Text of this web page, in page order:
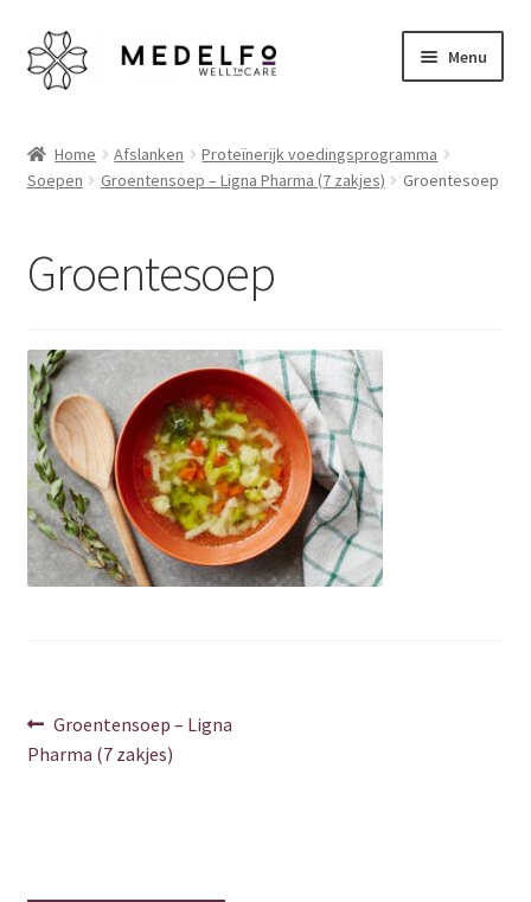
Ga
door
Ga
naar
Menu
Afrekenen
Disclaimer
Klantenservice
My account
Over ons
Verzenden & retourneren
Home Afslanken
Proteïnerijk voedingsprogramma
Soepen
Groentensoep – Ligna Pharma (7 zakjes) Groentesoep
Groentesoep
Berichtnavigatie
Vorig
bericht:
Groentensoep – Ligna
Pharma (7 zakjes)